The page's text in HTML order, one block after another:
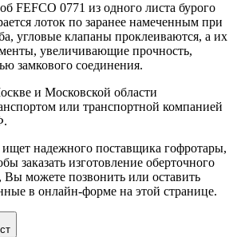
FEFCO 0771 из одного листа бурого
лоток по заранее намеченным при
угловые клапаны проклеиваются, а их
увеличивающие прочность,
замкового соединения.
и Московской области
или транспортной компанией
надежного поставщика гофротары,
заказать изготовление оберточного
Вы можете позвонить или оставить
в онлайн-форме на этой странице.